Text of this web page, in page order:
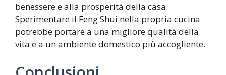
benessere e alla prosperità della casa.
Sperimentare il Feng Shui nella propria cucina
potrebbe portare a una migliore qualità della
vita e a un ambiente domestico più accogliente.